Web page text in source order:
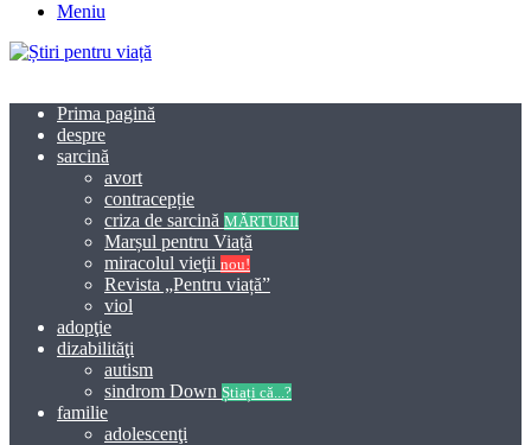
Meniu
Prima pagină
despre
sarcină
avort
contracepție
criza de sarcină MĂRTURII
Marșul pentru Viață
miracolul vieţii nou!
Revista „Pentru viață”
viol
adopţie
dizabilităţi
autism
sindrom Down Știați că...?
familie
adolescenţi